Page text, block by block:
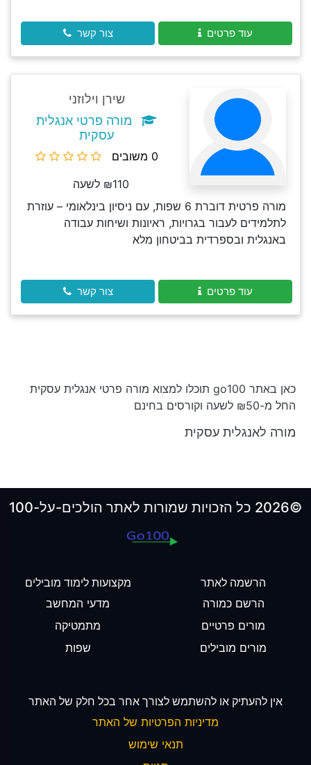
עוד פרטים צור קשר
שירן וילוזני
מורה פרטי אנגלית
עסקית
0 משובים
₪110 לשעה
מורה פרטית דוברת 6 שפות, עם ניסיון בינלאומי – עוזרת
לתלמידים לעבור בגרויות, ראיונות ושיחות עבודה
באנגלית ובספרדית בביטחון מלא
עוד פרטים צור קשר
כאן באתר go100 תוכלו למצוא מורה פרטי אנגלית עסקית
החל מ-₪50 לשעה וקורסים בחינם
מורה לאנגלית עסקית
©2026 כל הזכויות שמורות לאתר הולכים-על-100
הרשמה לאתר
הרשם כמורה
מורים פרטיים
מורים מובילים
מקצועות לימוד מובילים
מדעי המחשב
מתמטיקה
שפות
אין להעתיק או להשתמש לצורך אחר בכל חלק של האתר
מדיניות הפרטיות של האתר
תנאי שימוש